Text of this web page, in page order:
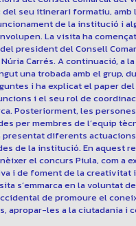
d'alumnes de la Fundació
del Consell Comarcal del
seu itinerari formatiu, amb
de la institució i
La visita ha començat
president del Consell
Carrés. A continuació, a la
una trobada amb el grup,
i ha explicat el paper
i el seu rol de
Posteriorment, les persones
per membres de l’equip
presentat diferents actuacions
de la institució. En aquest
el concurs Piula, com a
i de foment de la creativitat
s’emmarca en la voluntat
de promoure el